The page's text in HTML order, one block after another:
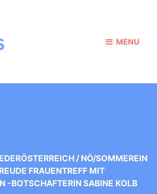
MENU
/ NÖ/SOMMEREIN
FRAUENTREFF MIT
-BOTSCHAFTERIN SABINE KOLB